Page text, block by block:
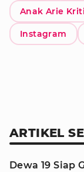
Anak Arie
Instagram
ARTIKEL
Dewa 19 Siap